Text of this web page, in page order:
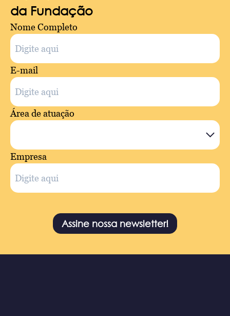
da Fundação
Nome Completo
E-mail
Área de atuação
Empresa
Assine nossa newsletter!